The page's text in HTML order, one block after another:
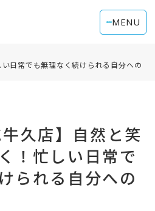
MENU
日常でも無理なく続けられる自分への
久店】自然と笑
！忙しい日常で
られる自分への